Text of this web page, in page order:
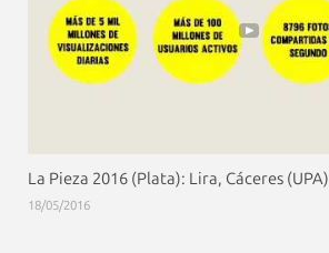
La Pieza 2016 (Plata): Lira, Cáceres (UPA)
18/05/2016